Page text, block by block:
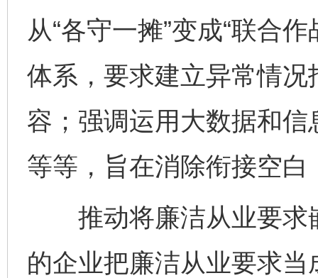
从“各守一摊”变成“联合
体系，要求建立异常情
容；强调运用大数据和
等等，旨在消除衔接空白
推动将廉洁从业要求
的企业把廉洁从业要求当